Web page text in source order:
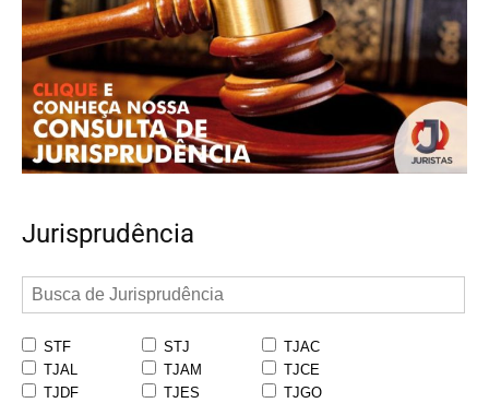
Jurisprudência
STF STJ
TJAC
TJAL
TJAM
TJCE
TJDF
TJES
TJGO